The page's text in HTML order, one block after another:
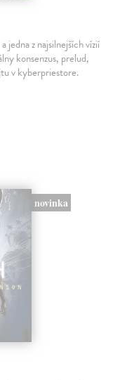
jedna z najsilnejších vízií
konsenzus, prelud,
v kyberpriestore.
novinka